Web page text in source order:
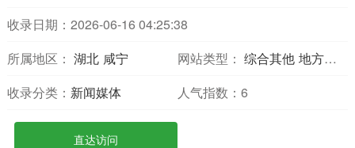
收录日期：2026-06-16 04:25:38
所属地区： 湖北 咸宁 网站类型： 综合其他 地方网站
收录分类： 新闻媒体 人气指数： 6
直达访问